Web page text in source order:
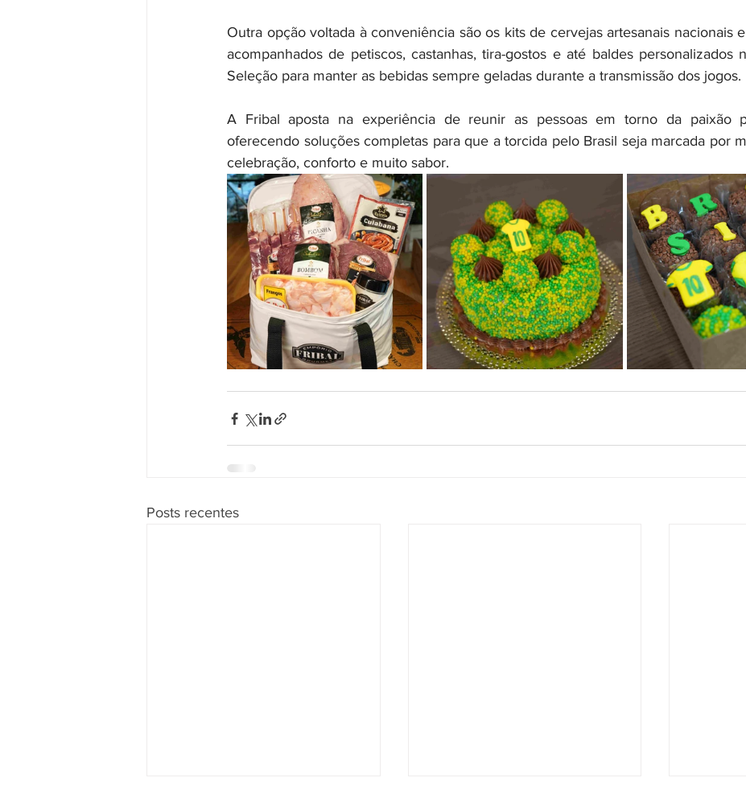
Outra opção voltada à conveniência são os kits de cervejas artesanais nacionais
acompanhados de petiscos, castanhas, tira-gostos e até baldes personalizados
Seleção para manter as bebidas sempre geladas durante a transmissão dos jogos.
A Fribal aposta na experiência de reunir as pessoas em torno da paixão
oferecendo soluções completas para que a torcida pelo Brasil seja marcada por
celebração, conforto e muito sabor.
Posts recentes